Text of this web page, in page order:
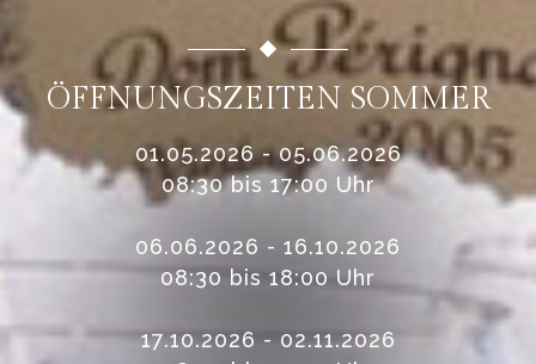
ÖFFNUNGSZEITEN SOMMER
01.05.2026 - 05.06.2026
08:30 bis 17:00 Uhr
06.06.2026 - 16.10.2026
08:30 bis 18:00 Uhr
17.10.2026 - 02.11.2026